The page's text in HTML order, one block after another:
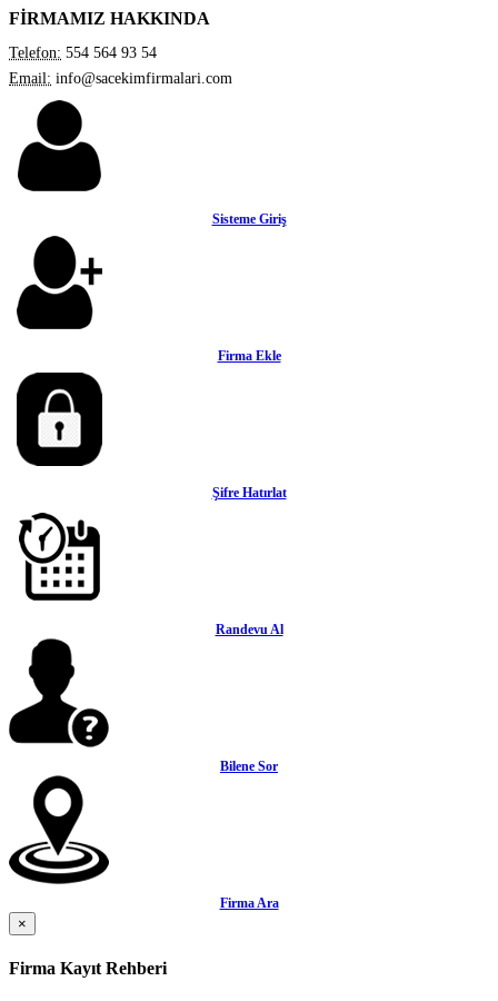
FİRMAMIZ HAKKINDA
Telefon: 554 564 93 54
Email: info@sacekimfirmalari.com
Sisteme Giriş
Firma Ekle
Şifre Hatırlat
Randevu Al
Bilene Sor
Firma Ara
×
Firma Kayıt Rehberi